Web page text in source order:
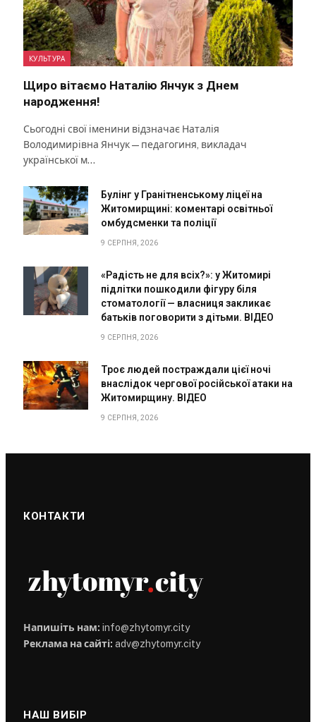
КУЛЬТУРА
Щиро вітаємо Наталію Янчук з Днем
народження!
Сьогодні свої іменини відзначає Наталія
Володимирівна Янчук — педагогиня, викладач
української м…
Булінг у Гранітненському ліцеї на
Житомирщині: коментарі освітньої
омбудсменки та поліції
9 СЕРПНЯ, 2026
«Радість не для всіх?»: у Житомирі
підлітки пошкодили фігуру біля
стоматології — власниця закликає
батьків поговорити з дітьми. ВІДЕО
9 СЕРПНЯ, 2026
Троє людей постраждали цієї ночі
внаслідок чергової російської атаки на
Житомирщину. ВІДЕО
9 СЕРПНЯ, 2026
КОНТАКТИ
Напишіть нам: info@zhytomyr.city
Реклама на сайті: adv@zhytomyr.city
НАШ ВИБІР